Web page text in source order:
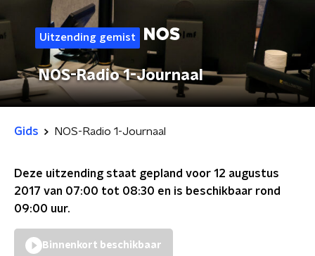
Uitzending gemist
NOS-Radio 1-Journaal
Gids NOS-Radio 1-Journaal
Deze uitzending staat gepland voor 12 augustus
2017 van 07:00 tot 08:30 en is beschikbaar rond
09:00 uur.
Binnenkort beschikbaar